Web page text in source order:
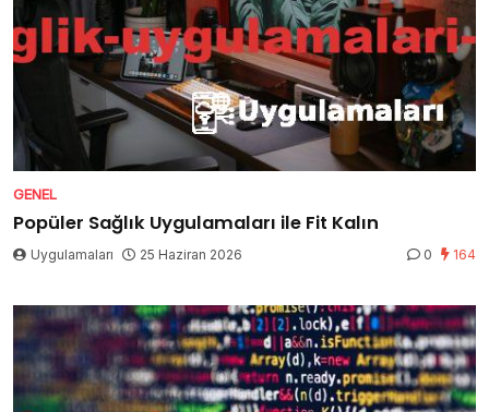
GENEL
Popüler Sağlık Uygulamaları ile Fit Kalın
Uygulamaları 25 Haziran 2026 0 164